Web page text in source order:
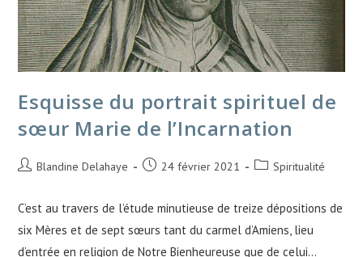
Esquisse du portrait spirituel de
sœur Marie de l’Incarnation
Blandine Delahaye 24 février 2021 Spiritualité
C’est au travers de l’étude minutieuse de treize dépositions de
six Mères et de sept sœurs tant du carmel d’Amiens, lieu
d’entrée en religion de Notre Bienheureuse que de celui…